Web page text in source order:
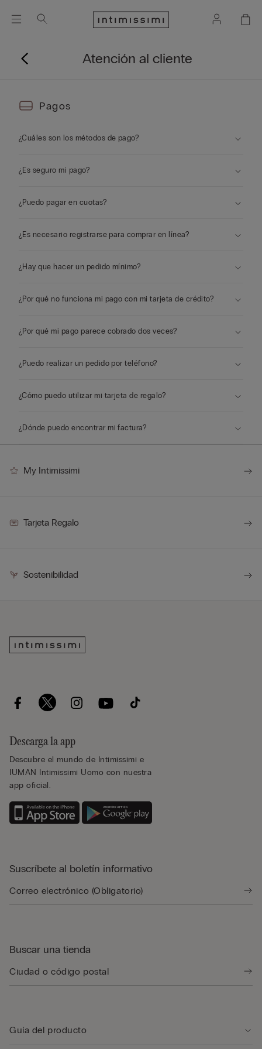
Atención al cliente
Pagos
¿Cuáles son los métodos de pago?
¿Es seguro mi pago?
¿Puedo pagar en cuotas?
¿Es necesario registrarse para comprar en línea?
¿Hay que hacer un pedido mínimo?
¿Por qué no funciona mi pago con mi tarjeta de crédito?
¿Por qué mi pago parece cobrado dos veces?
¿Puedo realizar un pedido por teléfono?
¿Cómo puedo utilizar mi tarjeta de regalo?
¿Dónde puedo encontrar mi factura?
My Intimissimi
Tarjeta Regalo
Sostenibilidad
Descarga la app
Descubre el mundo de Intimissimi e
IUMAN Intimissimi Uomo con nuestra
app oficial.
Suscríbete al boletín informativo
Buscar una tienda
Guía del producto